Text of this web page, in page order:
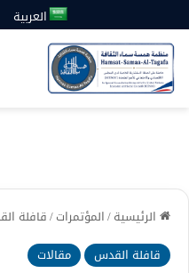
العربية
الرئيسية/المؤتمرات/قافلة
قافلة القدس
مقالات